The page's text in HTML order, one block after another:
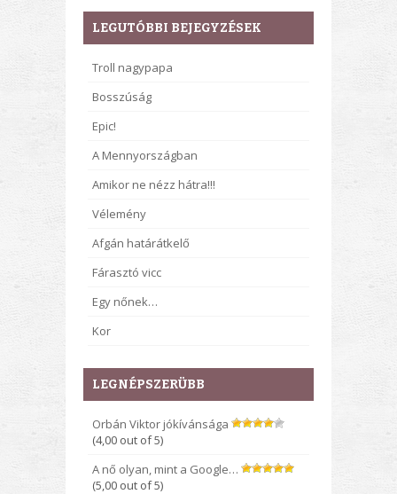
LEGUTÓBBI BEJEGYZÉSEK
Troll nagypapa
Bosszúság
Epic!
A Mennyországban
Amikor ne nézz hátra!!!
Vélemény
Afgán határátkelő
Fárasztó vicc
Egy nőnek…
Kor
LEGNÉPSZERÜBB
Orbán Viktor jókívánsága
(4,00 out of 5)
A nő olyan, mint a Google…
(5,00 out of 5)